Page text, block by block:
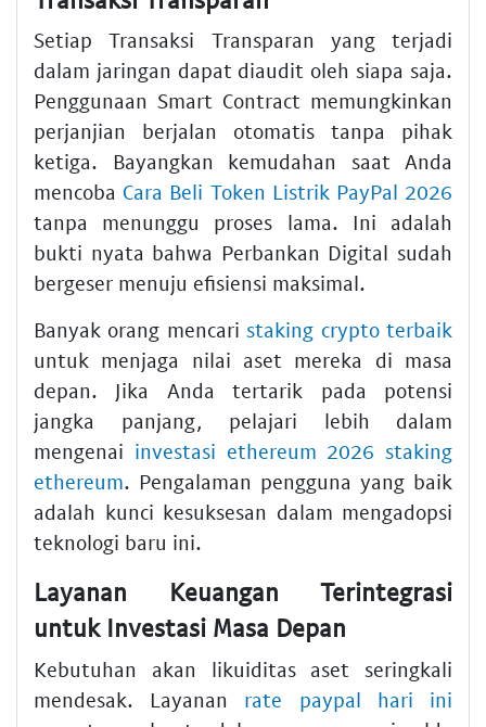
Setiap Transaksi Transparan yang terjadi
dalam jaringan dapat diaudit oleh siapa saja.
Penggunaan Smart Contract memungkinkan
perjanjian berjalan otomatis tanpa pihak
ketiga. Bayangkan kemudahan saat Anda
mencoba Cara Beli Token Listrik PayPal 2026
tanpa menunggu proses lama. Ini adalah
bukti nyata bahwa Perbankan Digital sudah
bergeser menuju efisiensi maksimal.
Banyak orang mencaristaking crypto terbaik
untuk menjaga nilai aset mereka di masa
depan. Jika Anda tertarik pada potensi
jangka panjang, pelajari lebih dalam
mengenai investasi ethereum 2026 staking
ethereum. Pengalaman pengguna yang baik
adalah kunci kesuksesan dalam mengadopsi
teknologi baru ini.
Layanan Keuangan Terintegrasi
untuk Investasi Masa Depan
Kebutuhan akan likuiditas aset seringkali
mendesak. Layanan rate paypal hari ini